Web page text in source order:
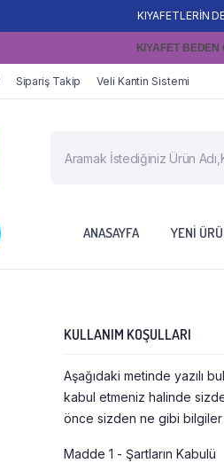
KIYAFETLERİN
KIYAFET
Sipariş Takip Veli Kantin Sistemi
ANASAYFA YENI
KULLANIM KOŞULLARI
Aşağıdaki metinde yazılı
kabul etmeniz halinde
önce sizden ne gibi bilgiler
Madde 1 - Şartların Kabulü